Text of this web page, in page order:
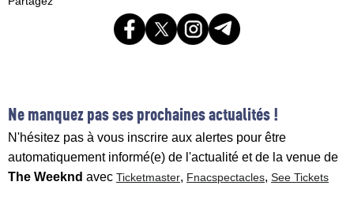
Ne manquez pas ses prochaines actualités !
N'hésitez pas à vous inscrire aux alertes pour être
automatiquement informé(e) de l'actualité et de la venue de
The Weeknd avec Ticketmaster, Fnacspectacles, See Tickets